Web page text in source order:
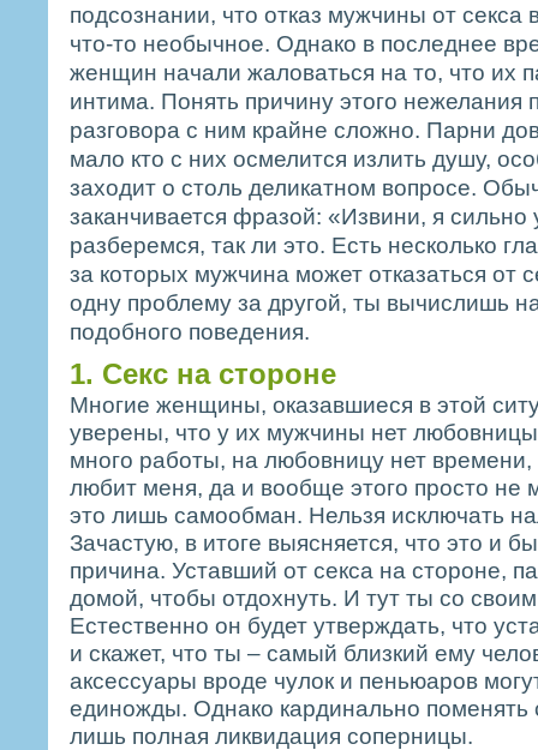
подсознании, что отказ мужчины от секса
что-то необычное. Однако в последнее
женщин начали жаловаться на то, что их
интима. Понять причину этого нежелания
разговора с ним крайне сложно. Парни
мало кто с них осмелится излить душу,
заходит о столь деликатном вопросе.
заканчивается фразой: «Извини, я сильно
разберемся, так ли это. Есть несколько
за которых мужчина может отказаться от
одну проблему за другой, ты вычислишь
подобного поведения.
1. Секс на стороне
Многие женщины, оказавшиеся в этой
уверены, что у их мужчины нет
много работы, на любовницу нет
любит меня, да и вообще этого просто не
это лишь самообман. Нельзя исключать
Зачастую, в итоге выясняется, что это и
причина. Уставший от секса на стороне,
домой, чтобы отдохнуть. И тут ты со
Естественно он будет утверждать, что
и скажет, что ты – самый близкий ему
аксессуары вроде чулок и пеньюаров
единожды. Однако кардинально поменять
лишь полная ликвидация соперницы.